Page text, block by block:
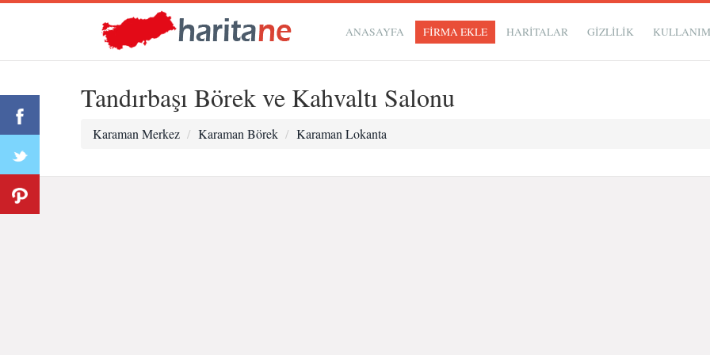
ANASAYFA FİRMA EKLE HARİTALAR GIZLILIK
Tandırbaşı Börek ve Kahvaltı Salonu
Karaman Merkez Karaman Börek Karaman Lokanta